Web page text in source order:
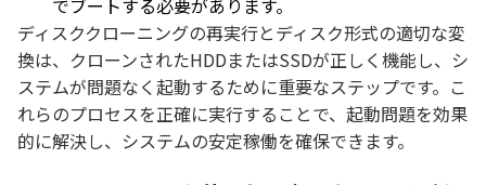
ディスククローニングの再実行とディスク形式の適切な変
換は、クローンされたHDDまたはSSDが正しく機能し、シ
ステムが問題なく起動するために重要なステップです。こ
れらのプロセスを正確に実行することで、起動問題を効果
的に解決し、システムの安定稼働を確保できます。